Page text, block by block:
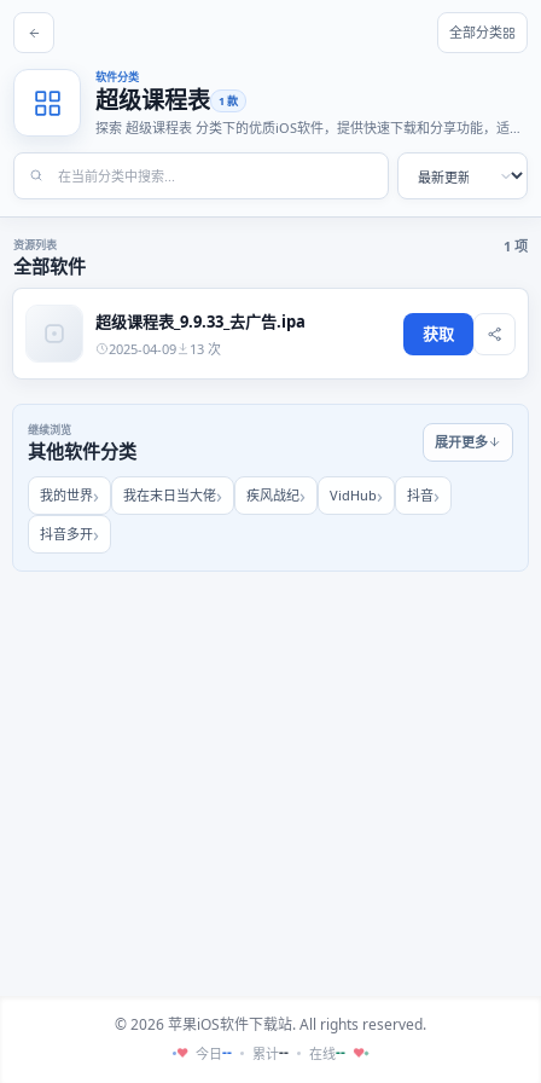
全部分类
软件分类
超级课程表 1 款
探索 超级课程表 分类下的优质iOS软件，提供快速下载和分享功能，适合
资源列表
全部软件
1 项
超级课程表_9.9.33_去广告.ipa
2025-04-09 13 次
获取
继续浏览
其他软件分类 展开更多
我的世界 我在末日当大佬 疾风战纪 VidHub 抖音
抖音多开
© 2026 苹果iOS软件下载站. All rights reserved.
♥ 今日-- 累计-- 在线-- ♥